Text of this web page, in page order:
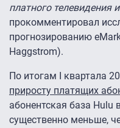
платного телевидения
прокомментировал
прогнозированию
Haggstrom).
По итогам I квартала
приросту платящих
абонентская база
существенно меньше,